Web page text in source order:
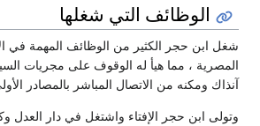
الوظائف التي شغلها
شغل ابن حجر الكثير من الوظائف المهمة في
المصرية ، مما هيأ له الوقوف على مجريات
آنذاك ومكنه من الاتصال المباشر بالمصادر
وتولى ابن حجر الإفتاء واشتغل في دار العدل